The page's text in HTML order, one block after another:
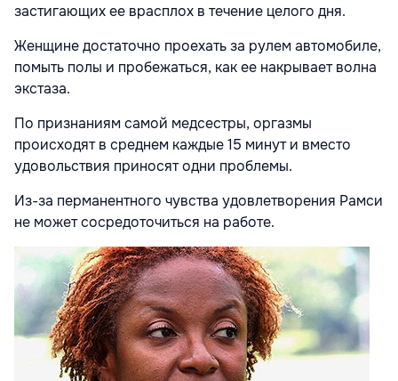
застигающих ее врасплох в течение целого дня.
Женщине достаточно проехать за рулем автомобиле,
помыть полы и пробежаться, как ее накрывает волна
экстаза.
По признаниям самой медсестры, оргазмы
происходят в среднем каждые 15 минут и вместо
удовольствия приносят одни проблемы.
Из-за перманентного чувства удовлетворения Рамси
не может сосредоточиться на работе.